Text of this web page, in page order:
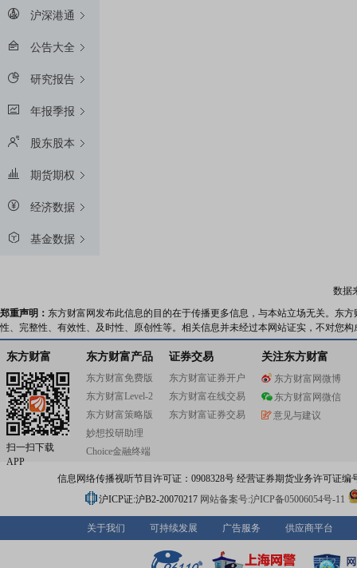
沪深港通
公告大全
研究报告
年报季报
股东股本
期货期权
经济数据
基金数据
数据
郑重声明： 东方财富网发布此信息的目的在于传播更多信息，与本站立场无关。东
性、完整性、有效性、及时性、原创性等。相关信息并未经过本网站证实，不对您
东方财富
扫一扫下载
APP
东方财富产品
东方财富免费版
东方财富Level-2
东方财富策略版
妙想投研助理
Choice金融终端
证券交易
东方财富证券开户
东方财富在线交易
东方财富证券交易
关注东方财富
东方财富网微博
东方财富网微信
意见与建议
信息网络传播视听节目许可证：0908328号 经营证券期货业务许可证编
沪ICP证:沪B2-20070217 网站备案号:沪ICP备05006054号-11
关于我们 可持续发展 广告服务 供应商平台